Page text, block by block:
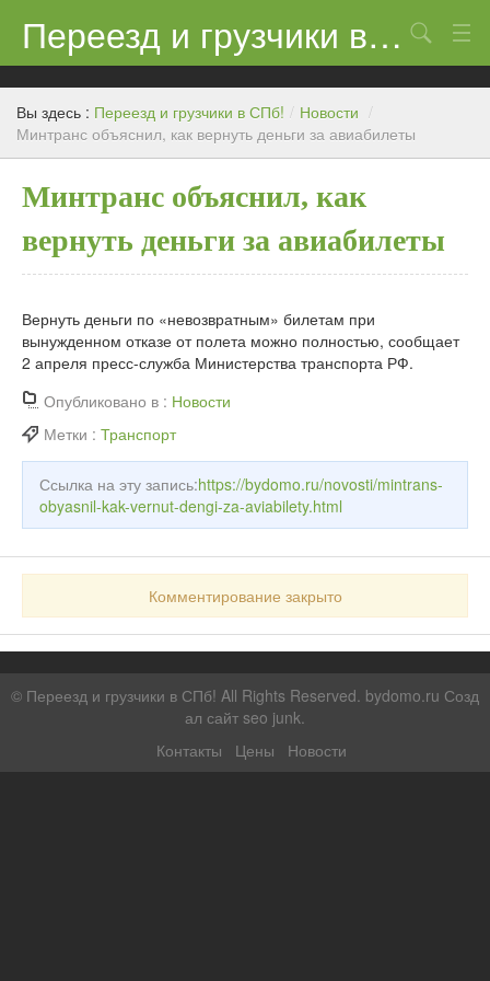
Переезд и грузчики в СПб!
Контакты
Цены
Поиск
Вы здесь : Переезд и грузчики в СПб! / Новости /
Минтранс объяснил, как вернуть деньги за авиабилеты
Минтранс объяснил, как
вернуть деньги за авиабилеты
Вернуть деньги по «невозвратным» билетам при
вынужденном отказе от полета можно полностью, сообщает
2 апреля пресс-служба Министерства транспорта РФ.
Опубликовано в : Новости
Метки : Транспорт
Ссылка на эту запись:https://bydomo.ru/novosti/mintrans-
obyasnil-kak-vernut-dengi-za-aviabilety.html
Комментирование закрыто
© Переезд и грузчики в СПб! All Rights Reserved. bydomo.ru Созд
ал сайт seo junk.
Контакты
Цены Новости